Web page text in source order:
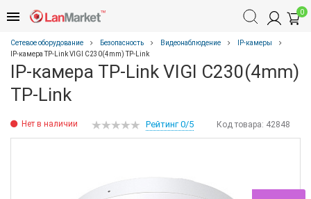
0
Сетевое оборудование Безопасность Видеонаблюдение
IP-камеры
IP-камера TP-Link VIGI C230(4mm) TP-Link
IP-камера TP-Link VIGI C230(4mm)
TP-Link
Нет в наличии Код товара: 42848
Рейтинг 0/5